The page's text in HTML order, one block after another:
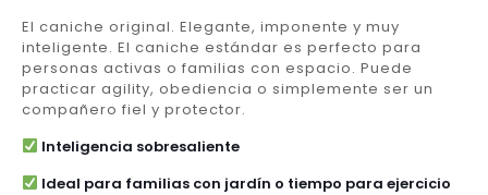
El caniche original. Elegante, imponente y muy
inteligente. El caniche estándar es perfecto para
personas activas o familias con espacio. Puede
practicar agility, obediencia o simplemente ser un
compañero fiel y protector.
Inteligencia sobresaliente
Ideal para familias con jardín o tiempo para ejercicio